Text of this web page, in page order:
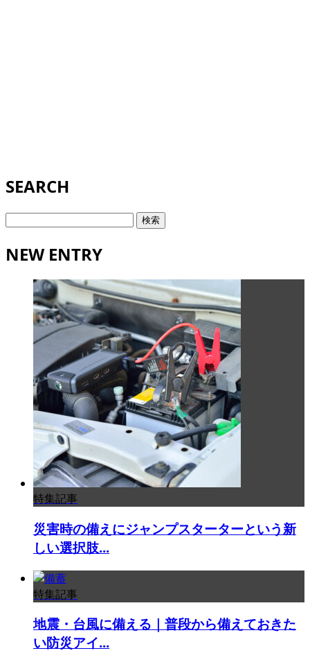
SEARCH
検
NEW ENTRY
特集記事
災害時の備えにジャンプスターターという新
しい選択肢...
特集記事
地震・台風に備える｜普段から備えておきた
い防災アイ...